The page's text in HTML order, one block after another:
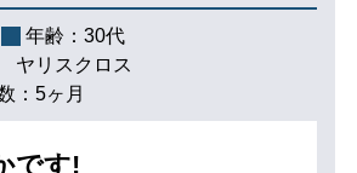
年齢： 30代
ヤリスクロス
： 5ヶ月
です!